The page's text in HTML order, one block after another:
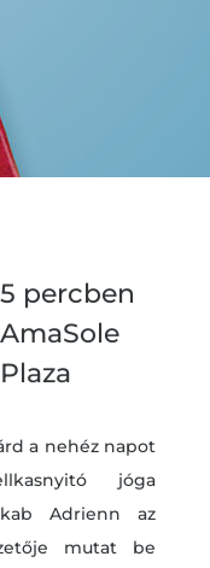
percben
a nehéz napot
jóga
Adrienn az
mutat be